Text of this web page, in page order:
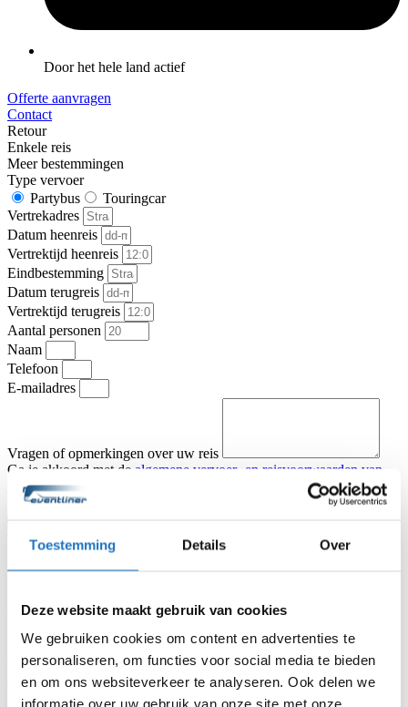
Toestemming Details Over
Deze website maakt gebruik van cookies
We gebruiken cookies om content en advertenties te
personaliseren, om functies voor social media te bieden
en om ons websiteverkeer te analyseren. Ook delen we
informatie over uw gebruik van onze site met onze
Door het hele land actief
Offerte aanvragen
Contact
Retour
Enkele reis
Meer bestemmingen
Type vervoer
Partybus
Touringcar
Vertrekadres
Datum heenreis
Vertrektijd heenreis
Eindbestemming
Datum terugreis
Vertrektijd terugreis
Aantal personen
Naam
Telefoon
E-mailadres
Vragen of opmerkingen over uw reis
Ga je akkoord met de algemene vervoer- en reisvoorwaarden van
KNV Busvervoer
Ik ga akkoord
Type vervoer
Touringcar
Vertrekadres
Vertrektijd heenreis
Eindbestemming
Aantal personen
Naam
Telefoon